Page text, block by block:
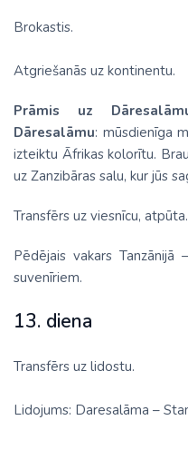
Brokastis.
Atgriešanās uz kontinentu.
Prāmis uz
Dāresalāmu: mūsdienīga
izteiktu Āfrikas kolorītu.
uz Zanzibāras salu, kur jūs
Transfērs uz viesnīcu, atpūta.
Pēdējais vakars
suvenīriem.
13. diena
Transfērs uz lidostu.
Lidojums: Daresalāma –